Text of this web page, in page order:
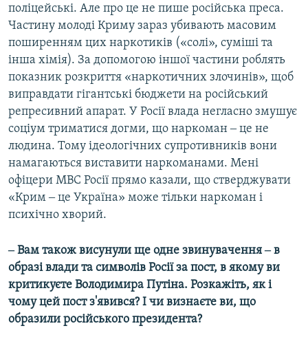
поліцейські. Але про це не пише російська преса.
Частину молоді Криму зараз убивають масовим
поширенням цих наркотиків («солі», суміші та
інша хімія). За допомогою іншої частини роблять
показник розкриття «наркотичних злочинів», щоб
виправдати гігантські бюджети на російський
репресивний апарат. У Росії влада негласно змушує
соціум триматися догми, що наркоман ‒ це не
людина. Тому ідеологічних супротивників вони
намагаються виставити наркоманами. Мені
офіцери МВС Росії прямо казали, що стверджувати
«Крим ‒ це Україна» може тільки наркоман і
психічно хворий.
‒ Вам також висунули ще одне звинувачення ‒ в
образі влади та символів Росії за пост, в якому ви
критикуєте Володимира Путіна. Розкажіть, як і
чому цей пост з'явився? І чи визнаєте ви, що
образили російського президента?